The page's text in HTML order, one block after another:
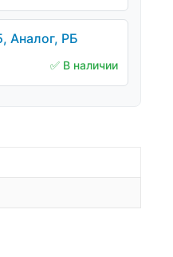
Аналог, РБ
✅ В наличии